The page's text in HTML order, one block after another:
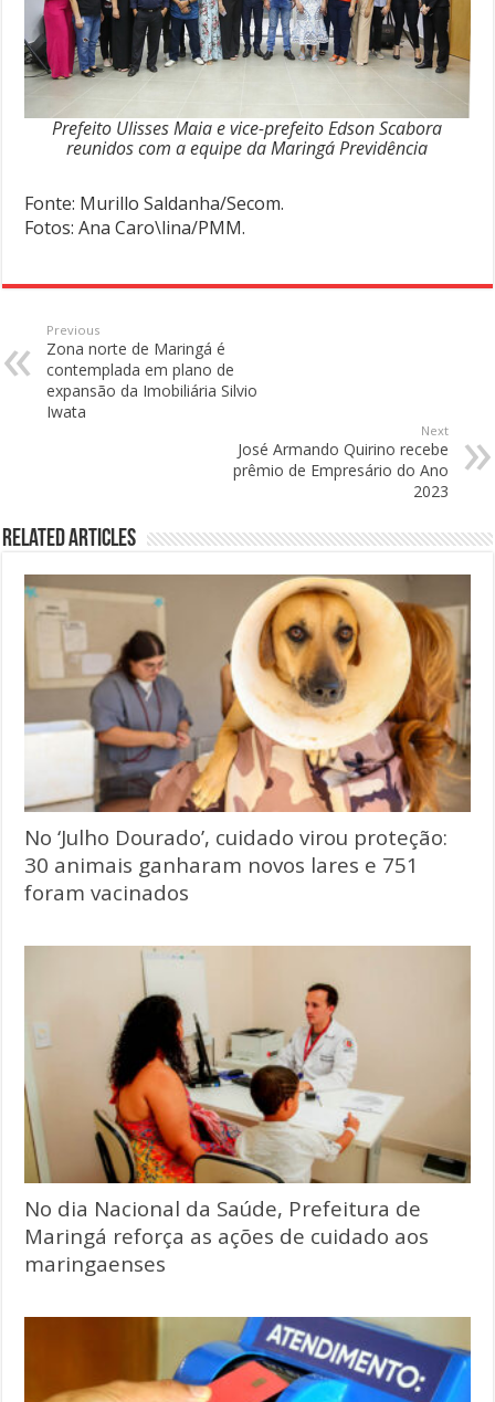
Prefeito Ulisses Maia e vice-prefeito Edson Scabora
reunidos com a equipe da Maringá Previdência
Fonte: Murillo Saldanha/Secom.
Fotos: Ana Caro\lina/PMM.
Previous
Zona norte de Maringá é
contemplada em plano de
expansão da Imobiliária Silvio
Iwata
Next
José Armando Quirino recebe
prêmio de Empresário do Ano
2023
Related Articles
No ‘Julho Dourado’, cuidado virou proteção:
30 animais ganharam novos lares e 751
foram vacinados
No dia Nacional da Saúde, Prefeitura de
Maringá reforça as ações de cuidado aos
maringaenses